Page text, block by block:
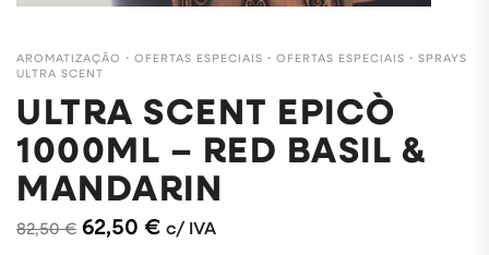
AROMATIZAÇÃO ・ OFERTAS ESPECIAIS ・ OFERTAS ESPECIAIS ・ SPRAYS
ULTRA SCENT
ULTRA SCENT EPICÒ
1000ML – RED BASIL &
MANDARIN
82,50€ 62,50 € c/ IVA